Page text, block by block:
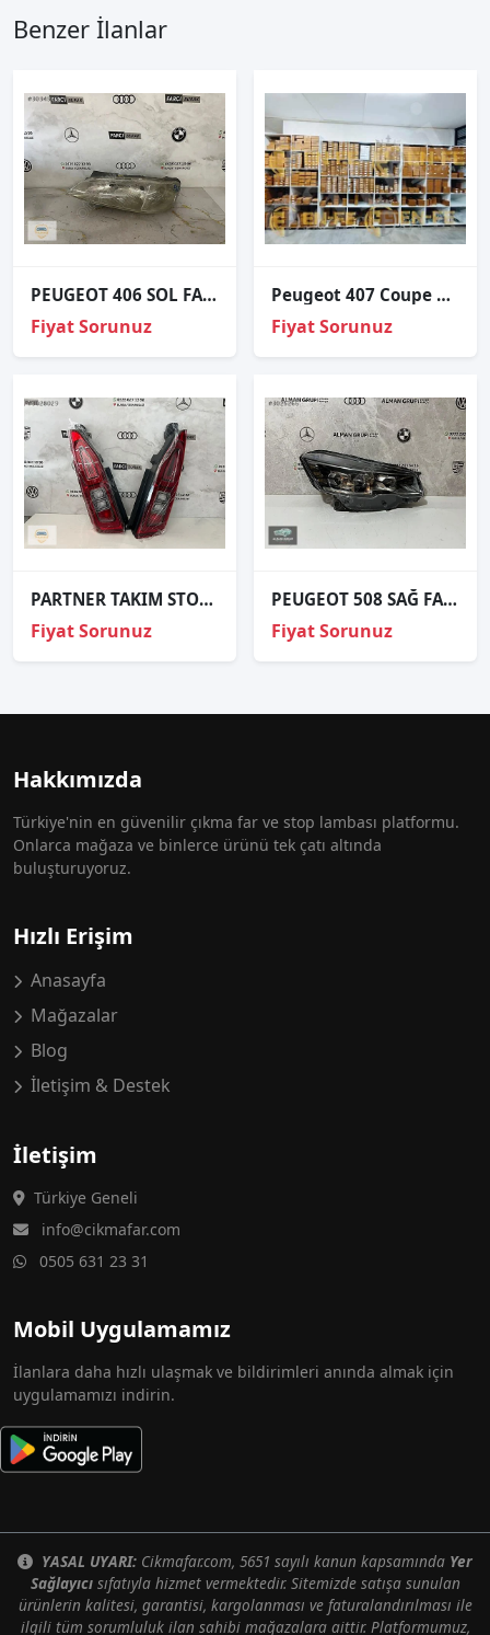
Benzer İlanlar
PEUGEOT 406 SOL FAR ORJİNAL
Fiyat Sorunuz
Peugeot 407 Coupe 2005-2010 Xenon Far Beyni 6224J2
Fiyat Sorunuz
PARTNER TAKIM STOP SIFIR
Fiyat Sorunuz
PEUGEOT 508 SAĞ FAR ORJİNAL
Fiyat Sorunuz
Hakkımızda
Türkiye'nin en güvenilir çıkma far ve stop lambası platformu.
Onlarca mağaza ve binlerce ürünü tek çatı altında
buluşturuyoruz.
Hızlı Erişim
Anasayfa
Mağazalar
Blog
İletişim & Destek
İletişim
Türkiye Geneli
info@cikmafar.com
0505 631 23 31
Mobil Uygulamamız
İlanlara daha hızlı ulaşmak ve bildirimleri anında almak için
uygulamamızı indirin.
YASAL UYARI: Cikmafar.com, 5651 sayılı kanun kapsamında Yer
Sağlayıcısıfatıyla hizmet vermektedir. Sitemizde satışa sunulan
ürünlerin kalitesi, garantisi, kargolanması ve faturalandırılması ile
ilgili tüm sorumluluk ilan sahibi mağazalara aittir. Platformumuz,